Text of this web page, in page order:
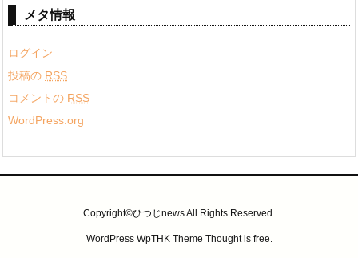
メタ情報
ログイン
投稿の RSS
コメントの RSS
WordPress.org
Copyright©ひつじnews All Rights Reserved.
WordPress WpTHK Theme Thought is free.